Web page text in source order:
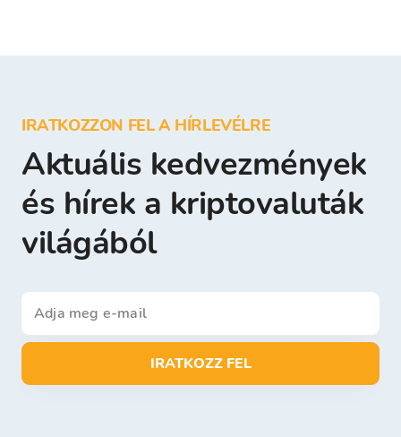
IRATKOZZON FEL A HÍRLEVÉLRE
Aktuális kedvezmények
és hírek a kriptovaluták
világából
IRATKOZZ FEL